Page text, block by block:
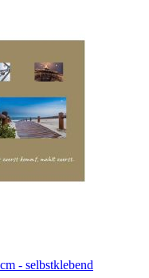
- selbstklebend